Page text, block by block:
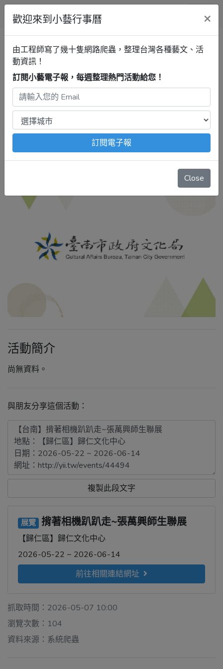
小藝行事曆
台南行事曆
【歸仁區】歸仁文
化中心
師生聯展
2026年5月22日 – 6月14日
注意：出發前請去官網再次確認！
取，沒有算到疫情影響、例行休館日、國定假日、移師外地
活動簡介
尚無資料。
與朋友分享這個活動：
複製此段文字
展覽 揹著相機趴趴走~張萬興師生聯展
【歸仁區】歸仁文化中心
2026-05-22 ~ 2026-06-14
前往相關連結網址
抓取時間：2026-05-07 10:00
瀏覽次數：104
資料來源：系統爬蟲
歡迎來到小藝行事曆 ×
由工程師寫了幾十隻網路爬蟲，整理台灣各種藝文、活
動資訊！
訂閱小藝電子報，每週整理熱門活動給您！
訂閱電子報
Close